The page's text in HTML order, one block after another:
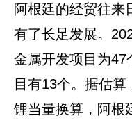
阿根廷的经贸往来
有了长足发展。
金属开发项目为47
目有13个。据估
锂当量换算，阿根